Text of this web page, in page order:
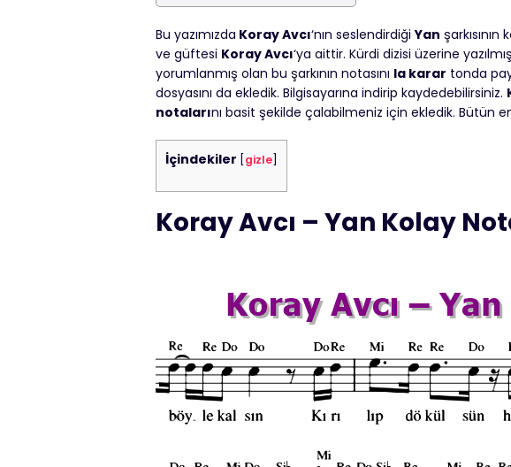
Bu yazımızda Koray Avcı‘nın seslendirdiğiYan şarkısının
ve güftesi Koray Avcı‘ya aittir. Kürdi dizisi üzerine
yorumlanmış olan bu şarkının notasını la karar tonda
dosyasını da ekledik. Bilgisayarına indirip kaydedebilirsiniz.
notalarını basit şekilde çalabilmeniz için ekledik. Bütün
İçindekiler gizle
Koray Avcı – Yan Kolay